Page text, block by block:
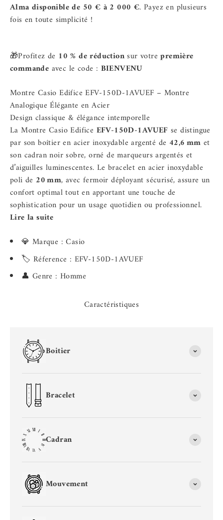
Alma disponible de 50 € à 2 000 €. Payez en plusieurs
fois en toute simplicité !
🎁Profitez de 10 % de réductionsur votrepremière
commande avec le code : BIENVENU
Montre Casio Edifice EFV-150D-1AVUEF – Montre
Analogique Élégante en Acier
Design classique & élégance intemporelle
La Montre Casio Edifice EFV-150D-1AVUEF se distingue
par son boîtier en acier inoxydable argenté de 42,6 mm et
son cadran noir sobre, orné de marqueurs argentés et
d’aiguilles luminescentes. Le bracelet en acier inoxydable
poli de 20 mm, avec fermoir déployant sécurisé, assure un
confort optimal tout en apportant une touche de
sophistication pour un usage quotidien ou professionnel.
Lire la suite
💎 Marque : Casio
🏷️ Réference : EFV-150D-1AVUEF
👤 Genre : Homme
Caractéristiques
Boitier
Bracelet
Cadran
Mouvement